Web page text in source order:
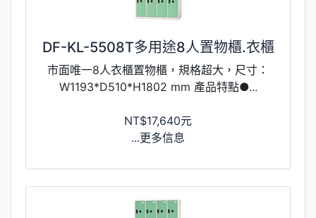
DF-KL-5508T多用途8人置物櫃.衣櫃
市面唯一8人衣櫃置物櫃，規格超大，尺寸：
W1193*D510*H1802 mm 產品特點●...
NT$17,640元
...更多信息